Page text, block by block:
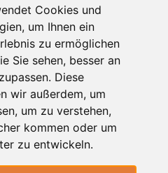
Cookies und
um Ihnen ein
zu ermöglichen
Sie sehen, besser an
Diese
wir außerdem, um
um zu verstehen,
kommen oder um
zu entwickeln.Hier kannst
diskutieren